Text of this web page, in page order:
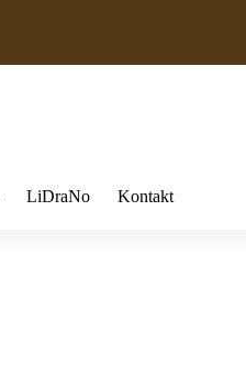
LiDraNo Kontakt